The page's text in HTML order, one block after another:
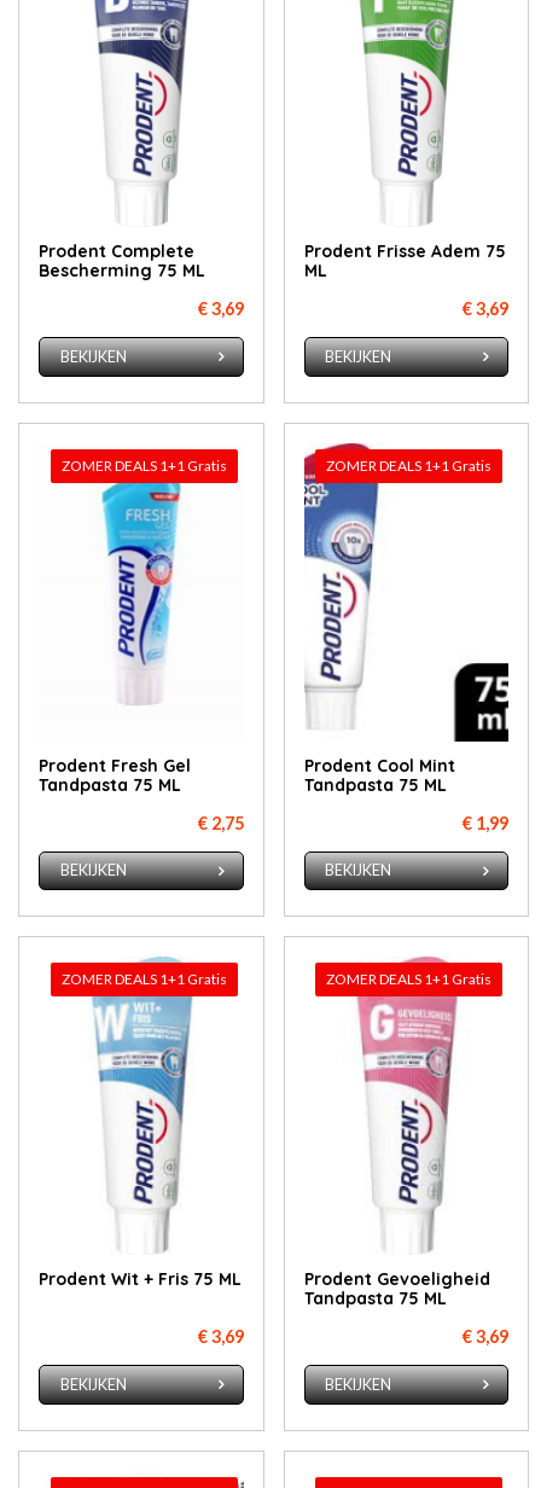
Prodent Complete
Bescherming 75 ML
€ 3,69
BEKIJKEN
Prodent Frisse Adem 75
ML
€ 3,69
BEKIJKEN
ZOMER DEALS 1+1 Gratis
Prodent Fresh Gel
Tandpasta 75 ML
€ 2,75
BEKIJKEN
ZOMER DEALS 1+1 Gratis
Prodent Cool Mint
Tandpasta 75 ML
€ 1,99
BEKIJKEN
ZOMER DEALS 1+1 Gratis
Prodent Wit + Fris 75 ML
€ 3,69
BEKIJKEN
ZOMER DEALS 1+1 Gratis
Prodent Gevoeligheid
Tandpasta 75 ML
€ 3,69
BEKIJKEN